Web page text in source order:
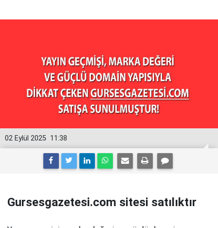
11:38
02 Eylül 2025
Gursesgazetesi.com sitesi satılıktır